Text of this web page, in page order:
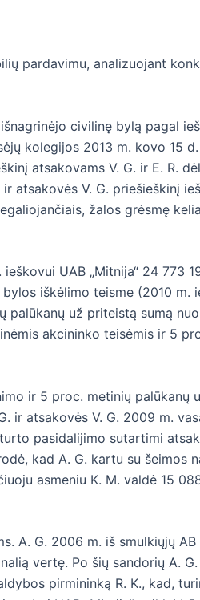
pardavimu, analizuojant
civilinę bylą pagal
kolegijos 2013 m. kovo 15
atsakovams V. G. ir E. R.
V. G. priešieškinį
žalos grėsmę
UAB „Mitnija“ 24 773
iškėlimo teisme (2010 m.
palūkanų už priteistą sumą
akcininko teisėmis ir 5
ir 5 proc. metinių palūkanų
ir atsakovės V. G. 2009 m.
pasidalijimo sutartimi
kad A. G. kartu su šeimos
asmeniu K. M. valdė 15
A. G. 2006 m. iš smulkiųjų AB
vertę. Po šių sandorių A.
pirmininką R. K., kad,